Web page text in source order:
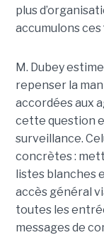
plus
accumulons ces
M. Dubey
repenser la
accordées aux
cette question
surveillance.
concrètes :
listes blanches
accès général
toutes les
messages de